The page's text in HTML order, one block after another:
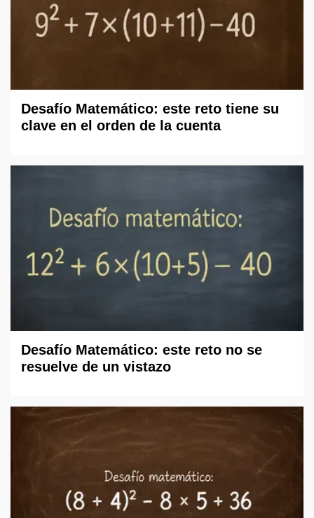
Desafío Matemático: este reto tiene su
clave en el orden de la cuenta
Desafío Matemático: este reto no se
resuelve de un vistazo